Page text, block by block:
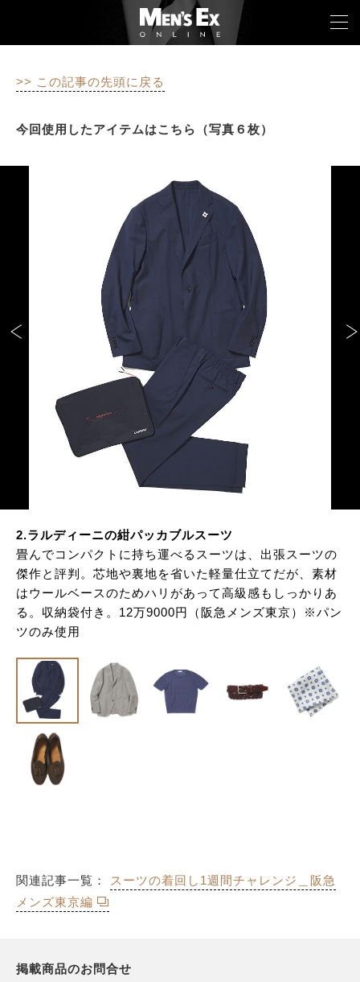
>> この記事の先頭に戻る
今回使用したアイテムはこちら（写真６枚）
2.ラルディーニの紺パッカブルスーツ
畳んでコンパクトに持ち運べるスーツは、出張スーツの
傑作と評判。芯地や裏地を省いた軽量仕立てだが、素材
はウールベースのためハリがあって高級感もしっかりあ
る。収納袋付き。12万9000円（阪急メンズ東京）※パン
ツのみ使用
関連記事一覧：
スーツの着回し1週間チャレンジ＿阪急
メンズ東京編
掲載商品のお問合せ
FASHION
サイトマップ